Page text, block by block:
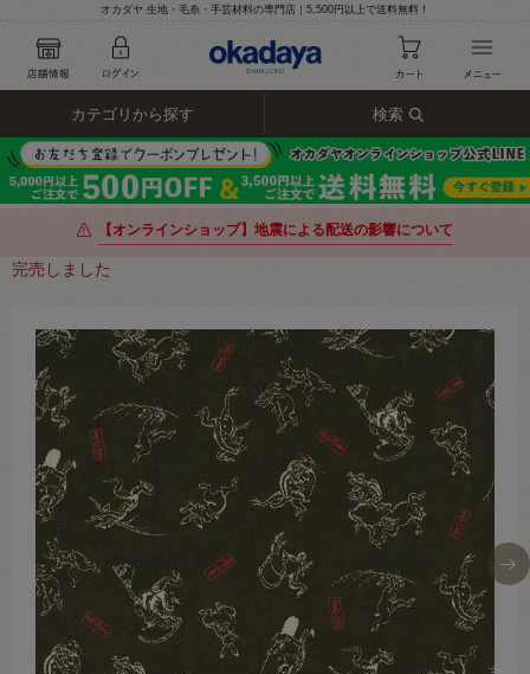
オカダヤ 生地・毛糸・手芸材料の専門店｜5,500円以上で送料無料！
カテゴリから探す 検索
【オンラインショップ】地震による配送の影響について
完売しました